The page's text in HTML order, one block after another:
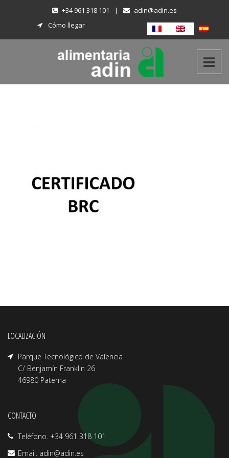
+34 961 318 101 |
adin@adin.es
Cómo llegar
LOCALIZACIÓN
Parque Tecnológico de Valencia
C/ Benjamín Franklin 26
46980 Paterna
CONTACTO
Teléfono. +34 961 318 101
Email. adin@adin.es